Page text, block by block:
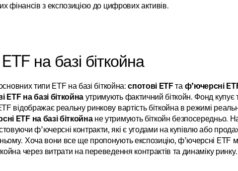
фінансів з експозицією до цифрових активів.
на базі біткойна
типи ETF на базі біткойна: спотові ETF та ф’ючерсні
ETF на базі біткойна утримують фактичний біткойн. Фонд купує
відображає реальну ринкову вартість біткойна в режимі
ETF на базі біткойна не утримують біткойн безпосередньо.
ф’ючерсні контракти, які є угодами на купівлю або
Хоча вони все ще пропонують експозицію, ф’ючерсні ETF
через витрати на переведення контрактів та динаміку ринку.